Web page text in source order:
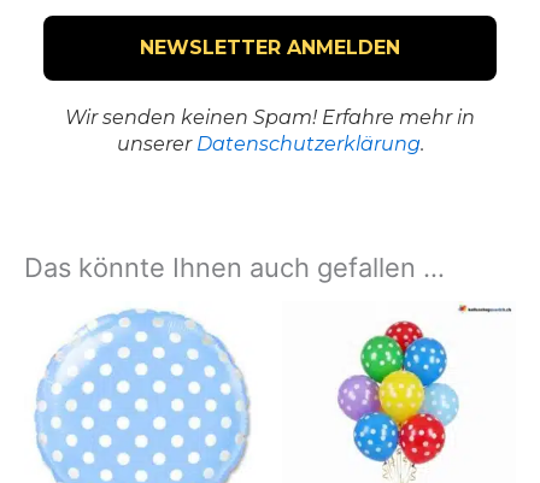
Wir senden keinen Spam! Erfahre mehr in
unserer Datenschutzerklärung.
Das könnte Ihnen auch gefallen …
Dieses